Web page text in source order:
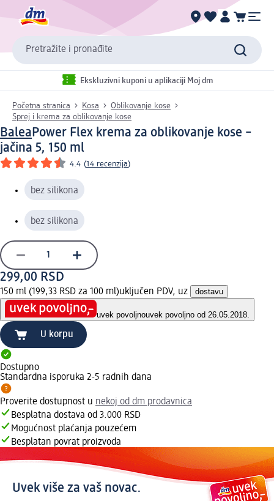
Pretražite i pronađite
Ekskluzivni kuponi u aplikaciji Moj dm
Početna stranica Kosa
Oblikovanje kose
Sprej i krema za oblikovanje kose
BaleaPower Flex krema za oblikovanje kose –
jačina 5, 150 ml
4.4 (14 recenzija)
bez silikona
bez silikona
299,00 RSD
150 ml (199,33 RSD za 100 ml)uključen PDV, uz dostavu
uvek povoljnouvek povoljno od 26.05.2018.
U korpu
Dostupno
Standardna isporuka 2-5 radnih dana
Proverite dostupnost u nekoj od dm prodavnica
Besplatna dostava od 3.000 RSD
Mogućnost plaćanja pouzećem
Besplatan povrat proizvoda
Uvek više za vaš novac.